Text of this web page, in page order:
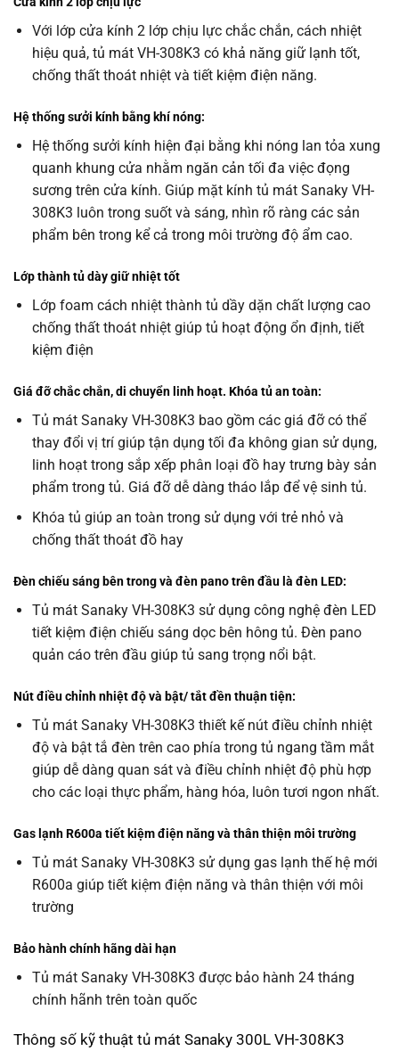
Với lớp cửa kính 2 lớp chịu lực chắc chắn, cách nhiệt
hiệu quả, tủ mát VH-308K3 có khả năng giữ lạnh tốt,
chống thất thoát nhiệt và tiết kiệm điện năng.
Hệ thống sưởi kính bằng khí nóng:
Hệ thống sưởi kính hiện đại bằng khi nóng lan tỏa xung
quanh khung cửa nhằm ngăn cản tối đa việc đọng
sương trên cửa kính. Giúp mặt kính tủ mát Sanaky VH-
308K3 luôn trong suốt và sáng, nhìn rõ ràng các sản
phẩm bên trong kể cả trong môi trường độ ẩm cao.
Lớp thành tủ dày giữ nhiệt tốt
Lớp foam cách nhiệt thành tủ dầy dặn chất lượng cao
chống thất thoát nhiệt giúp tủ hoạt động ổn định, tiết
kiệm điện
Giá đỡ chắc chắn, di chuyển linh hoạt. Khóa tủ an toàn:
Tủ mát Sanaky VH-308K3 bao gồm các giá đỡ có thể
thay đổi vị trí giúp tận dụng tối đa không gian sử dụng,
linh hoạt trong sắp xếp phân loại đồ hay trưng bày sản
phẩm trong tủ. Giá đỡ dễ dàng tháo lắp để vệ sinh tủ.
Khóa tủ giúp an toàn trong sử dụng với trẻ nhỏ và
chống thất thoát đồ hay
Đèn chiếu sáng bên trong và đèn pano trên đầu là đèn LED:
Tủ mát Sanaky VH-308K3 sử dụng công nghệ đèn LED
tiết kiệm điện chiếu sáng dọc bên hông tủ. Đèn pano
quản cáo trên đầu giúp tủ sang trọng nổi bật.
Nút điều chỉnh nhiệt độ và bật/ tắt đền thuận tiện:
Tủ mát Sanaky VH-308K3 thiết kế nút điều chỉnh nhiệt
độ và bật tắ đèn trên cao phía trong tủ ngang tầm mắt
giúp dễ dàng quan sát và điều chỉnh nhiệt độ phù hợp
cho các loại thực phẩm, hàng hóa, luôn tươi ngon nhất.
Gas lạnh R600a tiết kiệm điện năng và thân thiện môi trường
Tủ mát Sanaky VH-308K3 sử dụng gas lạnh thế hệ mới
R600a giúp tiết kiệm điện năng và thân thiện với môi
trường
Bảo hành chính hãng dài hạn
Tủ mát Sanaky VH-308K3 được bảo hành 24 tháng
chính hãnh trên toàn quốc
Thông số kỹ thuật tủ mát Sanaky 300L VH-308K3